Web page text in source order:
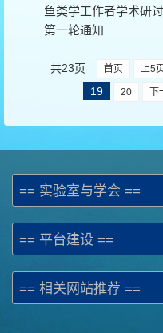
鱼类学工作者学术研
第一轮通知
共23页 首页 上5
19 20
== 实验室与学会 ==
== 平台建设 ==
== 相关网站推荐 ==